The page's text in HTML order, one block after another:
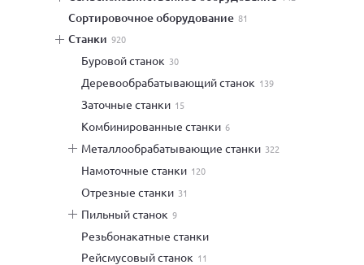
сортировочное оборудование 81
станки 920
буровой станок 30
деревообрабатывающий станок 139
заточные станки 15
комбинированные станки 6
металлообрабатывающие станки 322
намоточные станки 120
отрезные станки 31
пильный станок 9
резьбонакатные станки
рейсмусовый станок 11